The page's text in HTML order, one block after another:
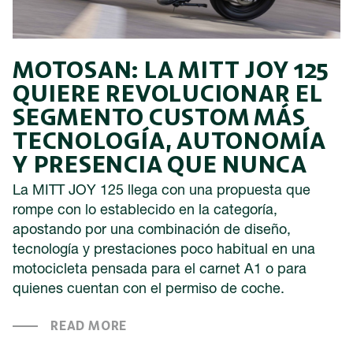
MOTOSAN: LA MITT JOY 125
QUIERE REVOLUCIONAR EL
SEGMENTO CUSTOM MÁS
TECNOLOGÍA, AUTONOMÍA
Y PRESENCIA QUE NUNCA
La MITT JOY 125 llega con una propuesta que
rompe con lo establecido en la categoría,
apostando por una combinación de diseño,
tecnología y prestaciones poco habitual en una
motocicleta pensada para el carnet A1 o para
quienes cuentan con el permiso de coche.
READ MORE